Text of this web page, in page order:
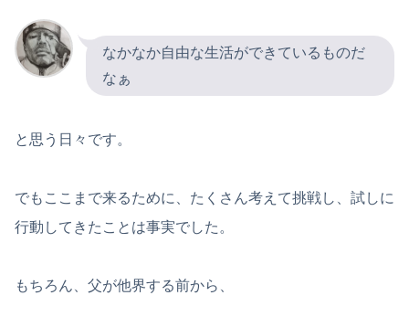
なかなか自由な生活ができているものだ
なぁ
と思う日々です。
でもここまで来るために、たくさん考えて挑戦し、試しに
行動してきたことは事実でした。
もちろん、父が他界する前から、